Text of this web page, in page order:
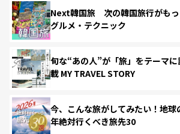
Next韓国旅 次の韓国旅行がもっ
グルメ・テクニック
旬な“あの人”が「旅」をテーマ
載 MY TRAVEL STORY
今、こんな旅がしてみたい！地
年絶対行くべき旅先30